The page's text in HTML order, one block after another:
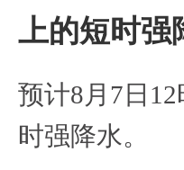
上的短时强
预计8月7日
时强降水。